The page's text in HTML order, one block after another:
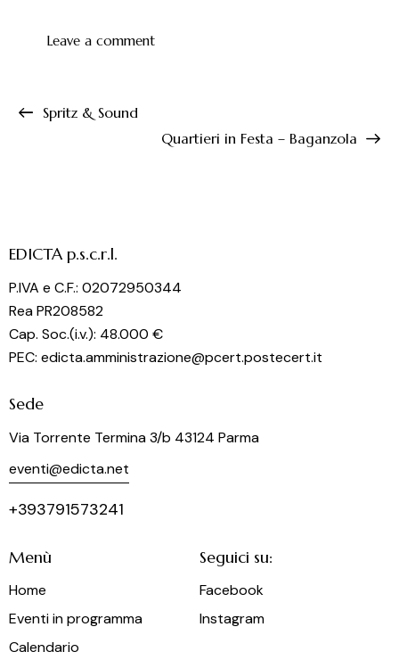
Spritz & Sound
Quartieri in Festa – Baganzola
EDICTA p.s.c.r.l.
P.IVA e C.F.: 02072950344
Rea PR208582
Cap. Soc.(i.v.): 48.000 €
PEC: edicta.amministrazione@pcert.postecert.it
Sede
Via Torrente Termina 3/b 43124 Parma
eventi@edicta.net
+393791573241
Menù
Home
Eventi in programma
Calendario
Seguici su:
Facebook
Instagram